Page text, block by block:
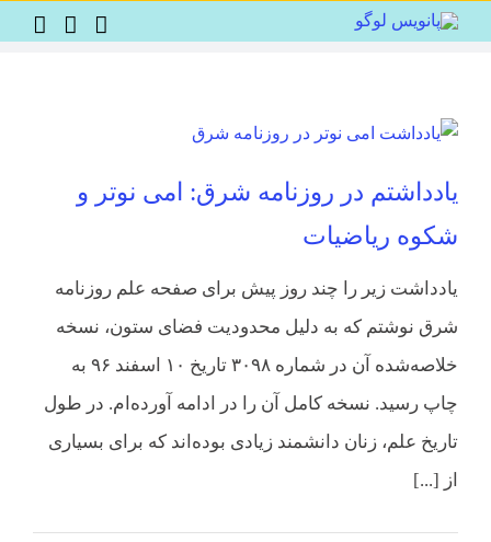
to
یادداشتم در روزنامه شرق: امی نوتر و
شکوه ریاضیات
یادداشت زیر را چند روز پیش برای صفحه علم روزنامه
شرق نوشتم که به دلیل محدودیت فضای ستون، نسخه
خلاصه‌شده آن در شماره ۳۰۹۸ تاریخ ۱۰ اسفند ۹۶ به
چاپ رسید. نسخه کامل آن را در ادامه آورده‌ام. در طول
تاریخ علم، زنان دانشمند زیادی بوده‌اند که برای بسیاری
از [...]